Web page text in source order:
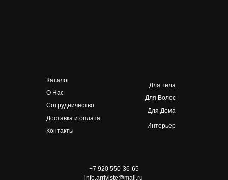
+7 920 550-36-65
info.arriviste@mail.ru
Для тела
Для Волос
Для Дома
Интерьер
Каталог
О Нас
Сотрудничество
Доставка и оплата
Контакты